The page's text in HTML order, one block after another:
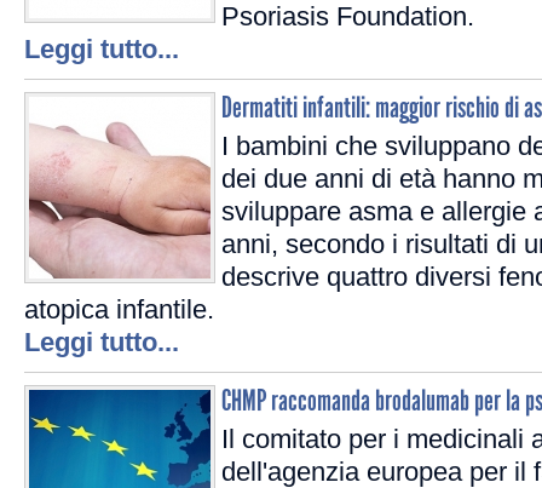
Psoriasis Foundation.
Leggi tutto...
Dermatiti infantili: maggior rischio di
I bambini che sviluppano
dei due anni di età hanno
sviluppare asma e allergie
anni, secondo i risultati di
descrive quattro diversi
atopica infantile.
Leggi tutto...
CHMP raccomanda brodalumab per la
Il comitato per i medicinali
dell'agenzia europea per il